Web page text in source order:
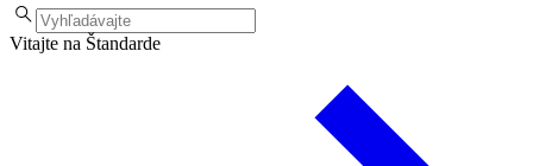
Vitajte na Štandarde